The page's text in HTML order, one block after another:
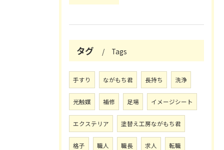
タグ Tags
手すり ながもち君 長持ち 洗浄
光触媒 補修 足場 イメージシート
エクステリア 塗替え工房ながもち君
格子 職人 職長 求人 転職